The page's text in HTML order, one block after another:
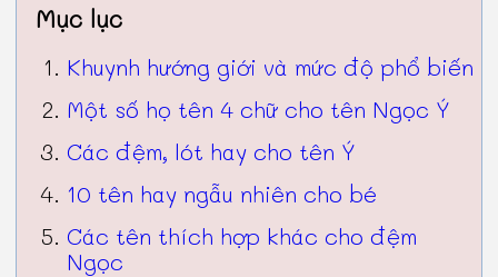
Mục lục
Khuynh hướng giới và mức độ phổ biến
Một số họ tên 4 chữ cho tên Ngọc Ý
Các đệm, lót hay cho tên Ý
10 tên hay ngẫu nhiên cho bé
Các tên thích hợp khác cho đệm
Ngọc